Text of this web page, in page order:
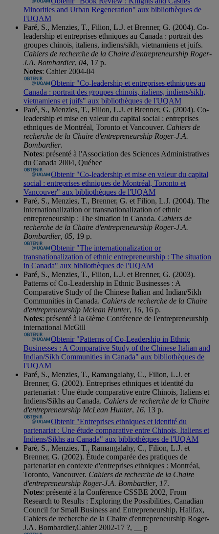
Minorities and Urban Regeneration" aux bibliothèques de
l'UQAM
Paré, S., Menzies, T., Filion, L.J. et Brenner, G. (2004). Co-
leadership et entreprises ethniques au Canada : portrait des
groupes chinois, italiens, indiens/sikh, vietnamiens et juifs.
Cahiers de recherche de la Chaire d'entrepreneurship Roger-
J.A. Bombardier, 04, 17 p.
Notes: Cahier 2004-04
Obtenir "Co-leadership et entreprises ethniques au
Canada : portrait des groupes chinois, italiens, indiens/sikh,
vietnamiens et juifs" aux bibliothèques de l'UQAM
Paré, S., Menzies, T., Filion, L.J. et Brenner, G. (2004). Co-
leadership et mise en valeur du capital social : entreprises
ethniques de Montréal, Toronto et Vancouver. Cahiers de
recherche de la Chaire d'entrepreneurship Roger-J.A.
Bombardier.
Notes: présenté à l'Association des Sciences Administratives
du Canada 2004, Québec
Obtenir "Co-leadership et mise en valeur du capital
social : entreprises ethniques de Montréal, Toronto et
Vancouver" aux bibliothèques de l'UQAM
Paré, S., Menzies, T., Brenner, G. et Filion, L.J. (2004). The
internationalization or transnationalization of ethnic
entrepreneurship : The situation in Canada. Cahiers de
recherche de la Chaire d'entrepreneurship Roger-J.A.
Bombardier, 05, 19 p.
Obtenir "The internationalization or
transnationalization of ethnic entrepreneurship : The situation
in Canada" aux bibliothèques de l'UQAM
Paré, S., Menzies, T., Filion, L.J. et Brenner, G. (2003).
Patterns of Co-Leadership in Ethnic Businesses : A
Comparative Study of the Chinese Italian and Indian/Sikh
Communities in Canada. Cahiers de recherche de la Chaire
d'entrepreneurship Mclean Hunter, 16, 16 p.
Notes: présenté à la 6ième Conférence de l'entrepreneurship
international McGill
Obtenir "Patterns of Co-Leadership in Ethnic
Businesses : A Comparative Study of the Chinese Italian and
Indian/Sikh Communities in Canada" aux bibliothèques de
l'UQAM
Paré, S., Menzies, T., Ramangalahy, C., Filion, L.J. et
Brenner, G. (2002). Entreprises ethniques et identité du
partenariat : Une étude comparative entre Chinois, Italiens et
Indiens/Sikhs au Canada. Cahiers de recherche de la Chaire
d'entrepreneurship McLean Hunter, 16, 13 p.
Obtenir "Entreprises ethniques et identité du
partenariat : Une étude comparative entre Chinois, Italiens et
Indiens/Sikhs au Canada" aux bibliothèques de l'UQAM
Paré, S., Menzies, T., Ramangalahy, C., Filion, L.J. et
Brenner, G. (2002). Étude comparée des pratiques de
partenariat en contexte d'entreprises ethniques : Montréal,
Toronto, Vancouver. Cahiers de recherche de la Chaire
d'entrepreneurship Roger-J.A. Bombardier, 17.
Notes: présenté à la Conférence CSSBE 2002, From
Research to Results : Exploring the Possibilities, Canadian
Council for Small Business and Entrepreneurship, Halifax,
Cahiers de recherche de la Chaire d'entrepreneurship Roger-
J.A. Bombardier,Cahier 2002-17 ?, __ p